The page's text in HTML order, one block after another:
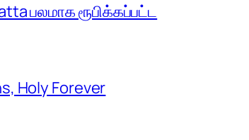
பலமாக ரூபிக்கப்பட்ட
Holy Forever